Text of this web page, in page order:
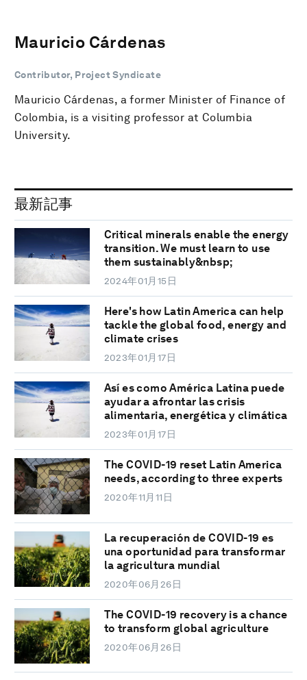
Mauricio Cárdenas
Contributor, Project Syndicate
Mauricio Cárdenas, a former Minister of Finance of
Colombia, is a visiting professor at Columbia
University.
最新記事
Critical minerals enable the energy
transition. We must learn to use
them sustainably&nbsp;
2024年01月15日
Here's how Latin America can help
tackle the global food, energy and
climate crises
2023年01月17日
Así es como América Latina puede
ayudar a afrontar las crisis
alimentaria, energética y climática
2023年01月17日
The COVID-19 reset Latin America
needs, according to three experts
2020年11月11日
La recuperación de COVID-19 es
una oportunidad para transformar
la agricultura mundial
2020年06月26日
The COVID-19 recovery is a chance
to transform global agriculture
2020年06月26日